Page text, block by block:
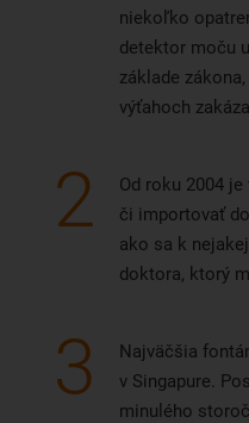
niekoľko
detektor moču
základe
výťahoch
2
Od roku 2004
či importovať
ako sa k
doktora, ktorý
3
Najväčšia
v Singapure.
minulého